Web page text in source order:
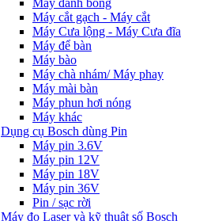
Máy cắt gạch - Máy cắt
Máy Cưa lộng - Máy Cưa đĩa
Máy để bàn
Máy bào
Máy chà nhám/ Máy phay
Máy mài bàn
Máy phun hơi nóng
Máy khác
Dụng cụ Bosch dùng Pin
Máy pin 3.6V
Máy pin 12V
Máy pin 18V
Máy pin 36V
Pin / sạc rời
Máy đo Laser và kỹ thuật số Bosch